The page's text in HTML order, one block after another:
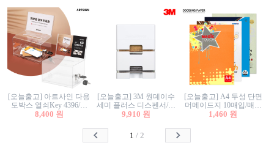
[오늘출고] 아트사인 다용
도박스 열쇠Key 4396/투
표함/건의함/모금함/응모
8,400 원
[오늘출고] 3M 원데이수
세미 플러스 디스펜서/소
프트수세미5매+강력수세
9,910 원
[오늘출고] A4 두성 단면
머메이드지 10매입/매직
터치/색지/색상지/색복사
칼라색지/고급복사지
1,460 원
1 / 2